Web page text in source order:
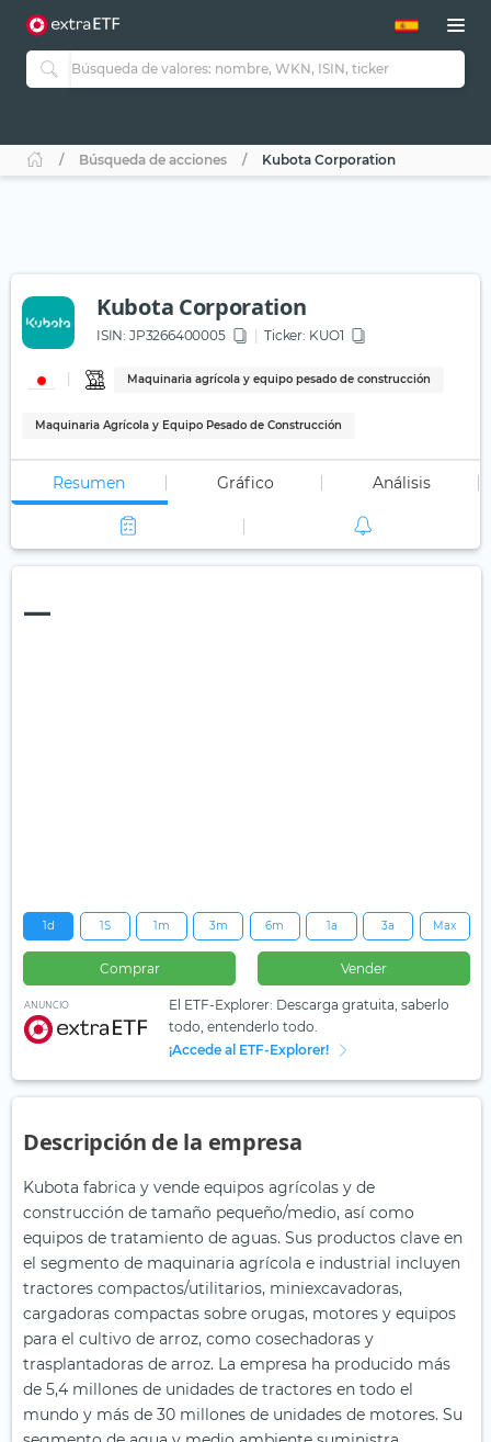
Búsqueda de acciones Kubota Corporation
Kubota Corporation
ISIN: JP3266400005 Ticker: KUO1
Maquinaria agrícola y equipo pesado de construcción
Maquinaria Agrícola y Equipo Pesado de Construcción
Resumen Gráfico Análisis
—
1d 1S 1m 3m 6m 1a 3a Max
Comprar Vender
ANUNCIO
El ETF-Explorer: Descarga gratuita, saberlo
todo, entenderlo todo.
¡Accede al ETF-Explorer!
Descripción de la empresa
Kubota fabrica y vende equipos agrícolas y de
construcción de tamaño pequeño/medio, así como
equipos de tratamiento de aguas. Sus productos clave en
el segmento de maquinaria agrícola e industrial incluyen
tractores compactos/utilitarios, miniexcavadoras,
cargadoras compactas sobre orugas, motores y equipos
para el cultivo de arroz, como cosechadoras y
trasplantadoras de arroz. La empresa ha producido más
de 5,4 millones de unidades de tractores en todo el
mundo y más de 30 millones de unidades de motores. Su